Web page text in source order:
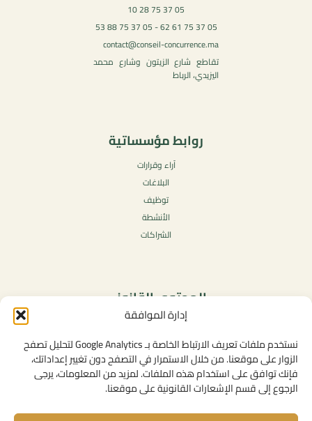
إدارة الموافقة
نستخدم ملفات تعريف الارتباط الخاصة بـ Google Analytics لتحليل تصفح
الزوار على موقعنا. من خلال الاستمرار في التصفح دون تغيير إعداداتك،
فإنك توافق على استخدام هذه الملفات. لمزيد من المعلومات، يرجى
الرجوع إلى قسم الإشعارات القانونية على موقعنا.
05 37 75 28 10
05 37 75 61 62 - 05 37 75 88 53
contact@conseil-concurrence.ma
تقاطع شارع الزيتون وشارع محمد
اليزيدي، الرباط
روابط مؤسساتية
آراء وقرارات
البلاغات
توظيف
الأنشطة
الشراكات
المحتوى القانوني
سياسة الخصوصية
شروط الاستخدام العامة
الإشعارات القانونية
سياسة ملفات تعريف الارتباط (الكوكيز)